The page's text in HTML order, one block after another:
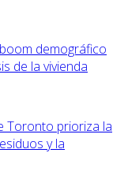
demográfico
de la vivienda
Toronto prioriza la
y la